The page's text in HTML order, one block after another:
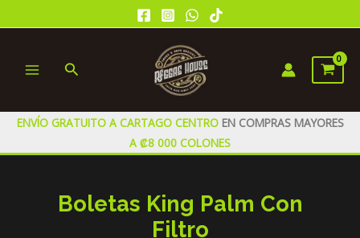
al
MENU
Buscar
ENVÍO GRATUITO A CARTAGO CENTRO EN COMPRAS MAYORES
A ₡8 000 COLONES
Boletas King Palm Con
Filtro